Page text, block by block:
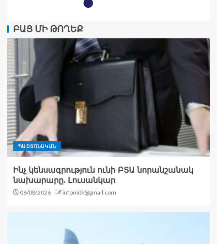
ԲԱՑ ՄԻ ԹՈՂԵՔ
ՊԱՇՏՈՆԱԿԱՆ
Ինչ կենսագրություն ունի ԲՏԱ նորանշանակ
նախարարը. Լուսանկար
06/08/2026 infomitk@gmail.com